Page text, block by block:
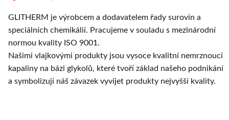
GLITHERM je výrobcem a dodavatelem řady surovin a
speciálních chemikálií. Pracujeme v souladu s mezinárodní
normou kvality ISO 9001.
Našimi vlajkovými produkty jsou vysoce kvalitní nemrznoucí
kapaliny na bázi glykolů, které tvoří základ našeho podnikání
a symbolizují náš závazek vyvíjet produkty nejvyšší kvality.